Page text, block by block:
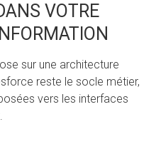
VOTRE
sur une architecture
reste le socle métier,
vers les interfaces